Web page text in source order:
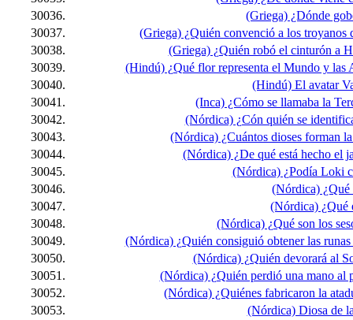
30036.
(Griega) ¿Dónde
30037.
(Griega) ¿Quién convenció a los troyanos
30038.
(Griega) ¿Quién robó el cinturón a
30039.
(Hindú) ¿Qué flor representa el Mundo y las
30040.
(Hindú) El avatar
30041.
(Inca) ¿Cómo se llamaba la
30042.
(Nórdica) ¿Cón quién se
30043.
(Nórdica) ¿Cuántos dioses forman
30044.
(Nórdica) ¿De qué está hecho el
30045.
(Nórdica) ¿Podía Loki
30046.
(Nórdica) ¿Qué
30047.
(Nórdica) ¿Qué
30048.
(Nórdica) ¿Qué son los
30049.
(Nórdica) ¿Quién consiguió obtener las
30050.
(Nórdica) ¿Quién devorará al
30051.
(Nórdica) ¿Quién perdió una mano al
30052.
(Nórdica) ¿Quiénes fabricaron la
30053.
(Nórdica) Diosa de